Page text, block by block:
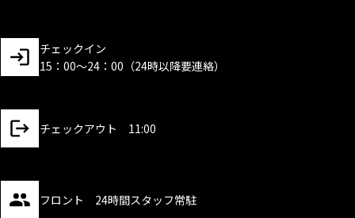
チェックイン
15：00～24：00（24時以降要連絡）
チェックアウト 11:00
フロント 24時間スタッフ常駐